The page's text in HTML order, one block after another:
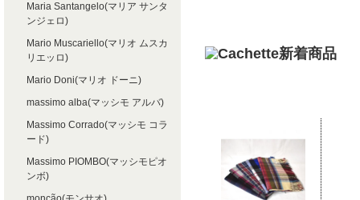
Maria Santangelo(マリア サンタ
ンジェロ)
Mario Muscariello(マリオ ムスカ
リエッロ)
Mario Doni(マリオ ドーニ)
massimo alba(マッシモ アルバ)
Massimo Corrado(マッシモ コラ
ード)
Massimo PIOMBO(マッシモピオ
ンボ)